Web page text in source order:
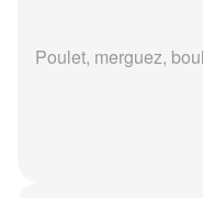
Poulet, merguez,